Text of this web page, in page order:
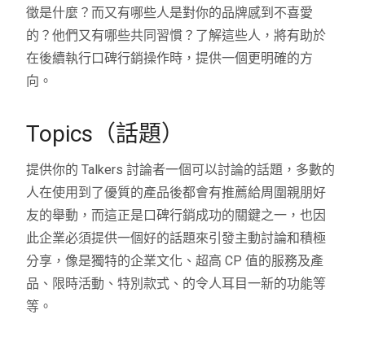
徵是什麼？而又有哪些人是對你的品牌感到不喜愛
的？他們又有哪些共同習慣？了解這些人，將有助於
在後續執行口碑行銷操作時，提供一個更明確的方
向。
Topics（話題）
提供你的 Talkers 討論者一個可以討論的話題，多數的
人在使用到了優質的產品後都會有推薦給周圍親朋好
友的舉動，而這正是口碑行銷成功的關鍵之一，也因
此企業必須提供一個好的話題來引發主動討論和積極
分享，像是獨特的企業文化、超高 CP 值的服務及產
品、限時活動、特別款式、的令人耳目一新的功能等
等。